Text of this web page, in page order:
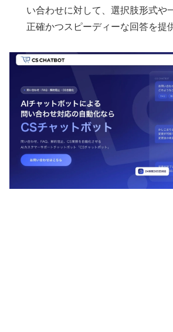
い合わせに対して、選択肢形式や
正確かつスピーディーな回答を提